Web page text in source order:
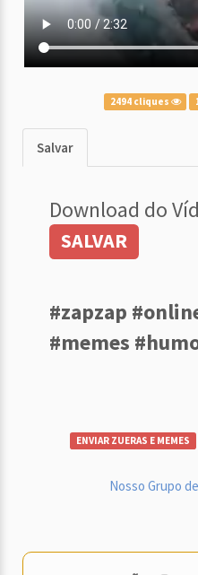
2494 cliques
Salvar
Download do
SALVAR
#zapzap
#memes
ENVIAR ZUERAS E MEMES
Nosso Grupo